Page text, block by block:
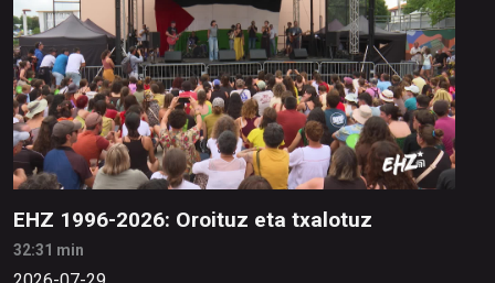
EHZ 1996-2026: Oroituz eta txalotuz
32:31 min